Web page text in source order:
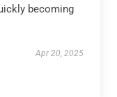
becoming
Apr 20, 2025